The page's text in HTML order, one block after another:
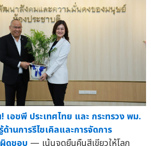
เอชพี ประเทศไทย และ กระทรวง พม.
านการรีไซเคิลและการจัดการ
ดชอบ — เน้นจุดยืนคืนสีเขียวให้โลก